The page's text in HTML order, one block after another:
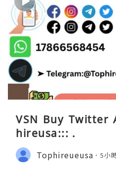
VSN Buy Twitter
hireusa::: .
Tophireueusa 5小